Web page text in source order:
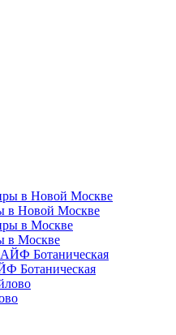
в Новой Москве
в Москве
Ботаническая